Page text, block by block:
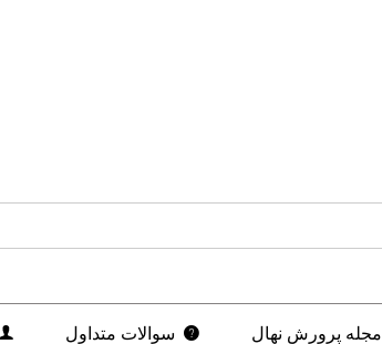
مجله پرورش نهال سوالات متداول